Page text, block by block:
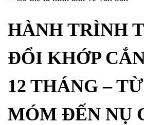
HÀNH TRÌNH
ĐỔI KHỚP
12 THÁNG –
MÓM ĐẾN NỤ